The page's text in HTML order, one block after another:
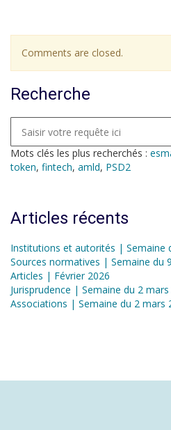
Comments are closed.
Recherche
Mots clés les plus recherchés :
token, fintech, amld, PSD2
Articles récents
Institutions et autorités | Semaine
Sources normatives | Semaine du
Articles | Février 2026
Jurisprudence | Semaine du 2 mars
Associations | Semaine du 2 mars